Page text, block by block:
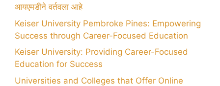
आयएमडीने वर्तवला आहे
Keiser University Pembroke Pines: Empowering
Success through Career-Focused Education
Keiser University: Providing Career-Focused
Education for Success
Universities and Colleges that Offer Online